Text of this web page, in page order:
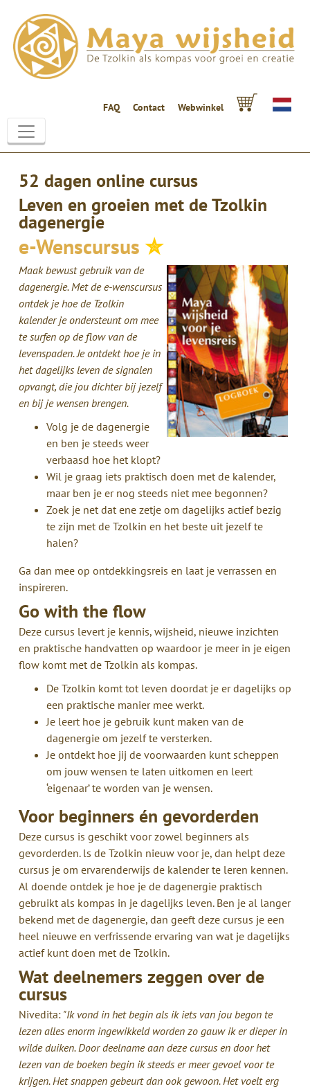
FAQ Contact Webwinkel
52 dagen online cursus
Leven en groeien met de Tzolkin
dagenergie
e-Wenscursus✮
Maak bewust gebruik van de
dagenergie. Met de e-wenscursus
ontdek je hoe de Tzolkin
kalender je ondersteunt om mee
te surfen op de flow van de
levenspaden. Je ontdekt hoe je in
het dagelijks leven de signalen
opvangt, die jou dichter bij jezelf
en bij je wensen brengen.
Volg je de dagenergie
en ben je steeds weer
verbaasd hoe het klopt?
Wil je graag iets praktisch doen met de kalender,
maar ben je er nog steeds niet mee begonnen?
Zoek je net dat ene zetje om dagelijks actief bezig
te zijn met de Tzolkin en het beste uit jezelf te
halen?
Ga dan mee op ontdekkingsreis en laat je verrassen en
inspireren.
Go with the flow
Deze cursus levert je kennis, wijsheid, nieuwe inzichten
en praktische handvatten op waardoor je meer in je eigen
flow komt met de Tzolkin als kompas.
De Tzolkin komt tot leven doordat je er dagelijks op
een praktische manier mee werkt.
Je leert hoe je gebruik kunt maken van de
dagenergie om jezelf te versterken.
Je ontdekt hoe jij de voorwaarden kunt scheppen
om jouw wensen te laten uitkomen en leert
‘eigenaar’ te worden van je wensen.
Voor beginners én gevorderden
Deze cursus is geschikt voor zowel beginners als
gevorderden. ls de Tzolkin nieuw voor je, dan helpt deze
cursus je om ervarenderwijs de kalender te leren kennen.
Al doende ontdek je hoe je de dagenergie praktisch
gebruikt als kompas in je dagelijks leven. Ben je al langer
bekend met de dagenergie, dan geeft deze cursus je een
heel nieuwe en verfrissende ervaring van wat je dagelijks
actief kunt doen met de Tzolkin.
Wat deelnemers zeggen over de
cursus
Nivedita: "Ik vond in het begin als ik iets van jou begon te
lezen alles enorm ingewikkeld worden zo gauw ik er dieper in
wilde duiken. Door deelname aan deze cursus en door het
lezen van de boeken begin ik steeds er meer gevoel voor te
krijgen. Het snappen gebeurt dan ook gewoon. Het voelt erg